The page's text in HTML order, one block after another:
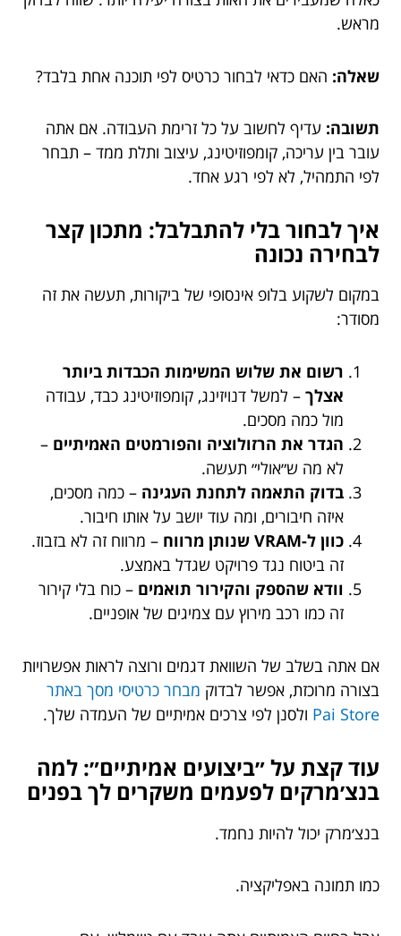
מראש.
שאלה: האם כדאי לבחור כרטיס לפי תוכנה אחת בלבד?
תשובה: עדיף לחשוב על כל זרימת העבודה. אם אתה
עובר בין עריכה, קומפוזיטינג, עיצוב ותלת ממד – תבחר
לפי התמהיל, לא לפי רגע אחד.
איך לבחור בלי להתבלבל: מתכון קצר
לבחירה נכונה
במקום לשקוע בלופ אינסופי של ביקורות, תעשה את זה
מסודר:
רשום את שלוש המשימות הכבדות ביותר
אצלך – למשל דנויזינג, קומפוזיטינג כבד, עבודה
מול כמה מסכים.
הגדר את הרזולוציה והפורמטים האמיתיים –
לא מה ש״אולי״ תעשה.
בדוק התאמה לתחנת העגינה – כמה מסכים,
איזה חיבורים, ומה עוד יושב על אותו חיבור.
כוון ל-VRAM שנותן מרווח
– מרווח זה לא בזבוז.
זה ביטוח נגד פרויקט שגדל באמצע.
וודא שהספק והקירור תואמים – כוח בלי קירור
זה כמו רכב מירוץ עם צמיגים של אופניים.
אם אתה בשלב של השוואת דגמים ורוצה לראות אפשרויות
בצורה מרוכזת, אפשר לבדוק מבחר כרטיסי מסך באתר
Pai Store ולסנן לפי צרכים אמיתיים של העמדה שלך.
עוד קצת על ״ביצועים אמיתיים״: למה
בנצ׳מרקים לפעמים משקרים לך בפנים
בנצ׳מרק יכול להיות נחמד.
כמו תמונה באפליקציה.